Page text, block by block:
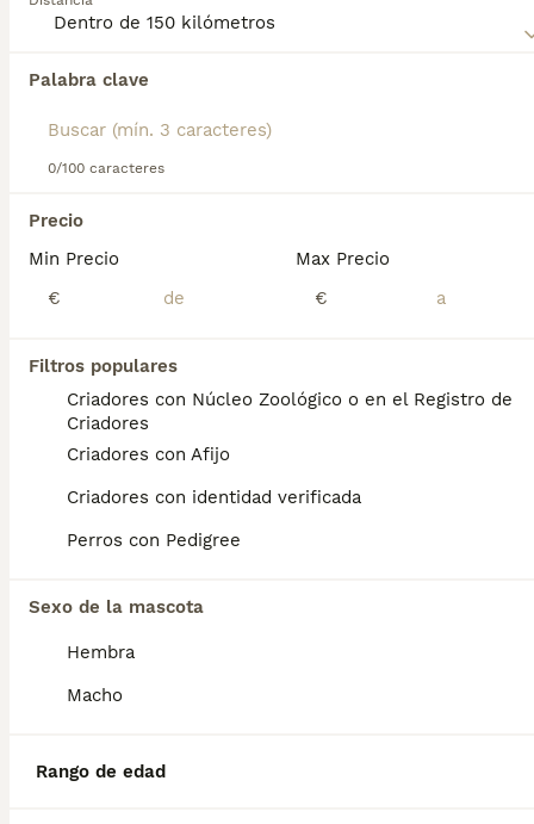
Palabra clave
0/100 caracteres
Precio
Min Precio
€
Max Precio
€
Filtros populares
Criadores con Núcleo Zoológico o en el Registro de
Criadores
Criadores con Afijo
Criadores con identidad verificada
Perros con Pedigree
Sexo de la mascota
Hembra
Macho
Rango de edad
Encontramos 0 Perdiguero Frisón Perros para
Si deseas exactamente esta búsqueda guarda tu
búsqueda y espera el resultado perfecto:
Preguntas frecuentes
¿Qué se supone que deben
señalar los perros de
muestra?
Por lo general, se trata de que encontró algo
incluso una pelota de tenis . Algunas razas
a su afición por encontrar, señalar y